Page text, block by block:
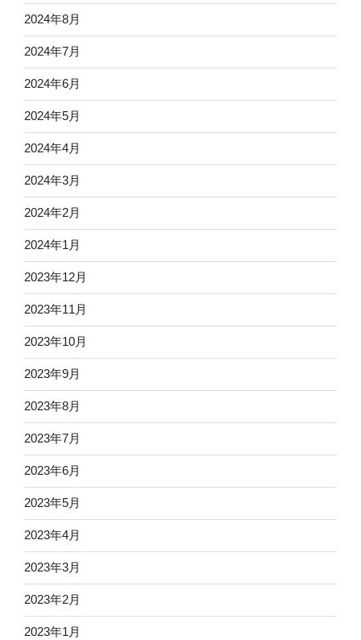
2024年8月
2024年7月
2024年6月
2024年5月
2024年4月
2024年3月
2024年2月
2024年1月
2023年12月
2023年11月
2023年10月
2023年9月
2023年8月
2023年7月
2023年6月
2023年5月
2023年4月
2023年3月
2023年2月
2023年1月